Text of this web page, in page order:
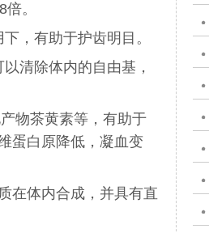
。
，有助于护齿明目。
清除体内的自由基，
物茶黄素等，有助于
蛋白原降低，凝血变
在体内合成，并具有直